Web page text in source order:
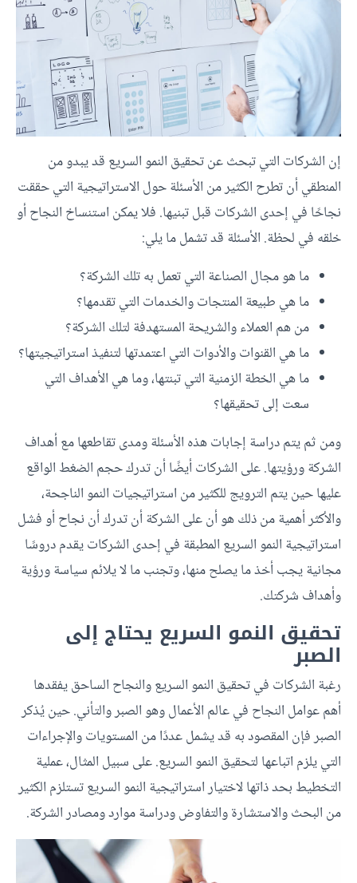
إن الشركات التي تبحث عن تحقيق النمو السريع قد يبدو من
المنطقي أن تطرح الكثير من الأسئلة حول الاستراتيجية التي حققت
نجاحًا في إحدى الشركات قبل تبنيها. فلا يمكن استنساخ النجاح أو
خلقه في لحظة. الأسئلة قد تشمل ما يلي:
ما هو مجال الصناعة التي تعمل به تلك الشركة؟
ما هي طبيعة المنتجات والخدمات التي تقدمها؟
من هم العملاء والشريحة المستهدفة لتلك الشركة؟
ما هي القنوات والأدوات التي اعتمدتها لتنفيذ استراتيجيتها؟
ما هي الخطة الزمنية التي تبنتها، وما هي الأهداف التي
سعت إلى تحقيقها؟
ومن ثم يتم دراسة إجابات هذه الأسئلة ومدى تقاطعها مع أهداف
الشركة ورؤيتها. على الشركات أيضًا أن تدرك حجم الضغط الواقع
عليها حين يتم الترويج للكثير من استراتيجيات النمو الناجحة،
والأكثر أهمية من ذلك هو أن على الشركة أن تدرك أن نجاح أو فشل
استراتيجية النمو السريع المطبقة في إحدى الشركات يقدم دروسًا
مجانية يجب أخذ ما يصلح منها، وتجنب ما لا يلائم سياسة ورؤية
وأهداف شركتك.
تحقيق النمو السريع يحتاج إلى
الصبر
رغبة الشركات في تحقيق النمو السريع والنجاح الساحق يفقدها
أهم عوامل النجاح في عالم الأعمال وهو الصبر والتأني. حين يُذكر
الصبر فإن المقصود به قد يشمل عددًا من المستويات والإجراءات
التي يلزم اتباعها لتحقيق النمو السريع. على سبيل المثال، عملية
التخطيط بحد ذاتها لاختيار استراتيجية النمو السريع تستلزم الكثير
من البحث والاستشارة والتفاوض ودراسة موارد ومصادر الشركة.